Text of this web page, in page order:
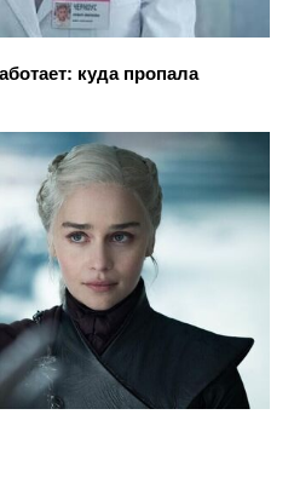
куда пропала